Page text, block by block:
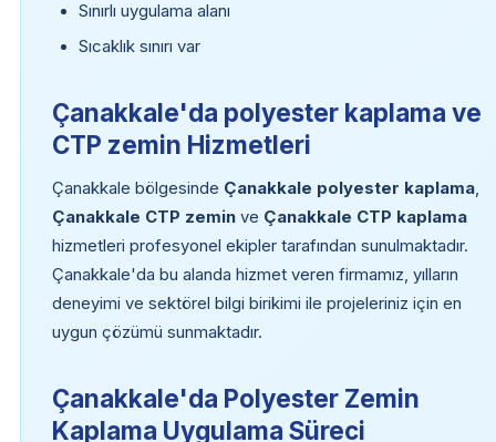
Sınırlı uygulama alanı
Sıcaklık sınırı var
Çanakkale'da polyester kaplama ve
CTP zemin Hizmetleri
Çanakkale bölgesinde Çanakkale polyester kaplama,
Çanakkale CTP zeminve Çanakkale CTP kaplama
hizmetleri profesyonel ekipler tarafından sunulmaktadır.
Çanakkale'da bu alanda hizmet veren firmamız, yılların
deneyimi ve sektörel bilgi birikimi ile projeleriniz için en
uygun çözümü sunmaktadır.
Çanakkale'da Polyester Zemin
Kaplama Uygulama Süreci